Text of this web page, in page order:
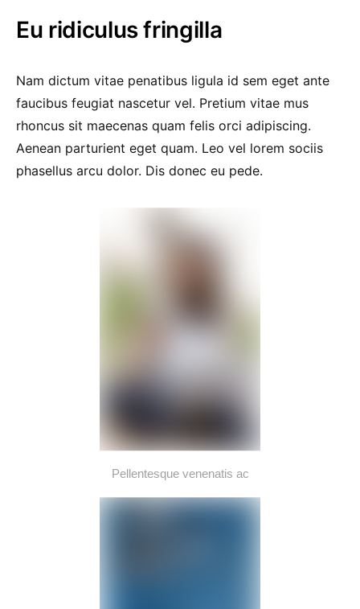
Eu ridiculus fringilla
Nam dictum vitae penatibus ligula id sem eget ante
faucibus feugiat nascetur vel. Pretium vitae mus
rhoncus sit maecenas quam felis orci adipiscing.
Aenean parturient eget quam. Leo vel lorem sociis
phasellus arcu dolor. Dis donec eu pede.
Pellentesque venenatis ac